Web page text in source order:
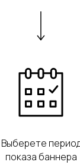
Выберете
показа баннера